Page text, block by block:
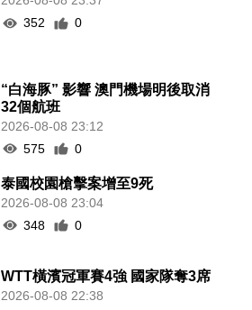
352
0
“白海豚” 影響 澳門機場明後取消
32個航班
2026-08-08 23:12
575
0
泰國校園槍擊案增至9死
2026-08-08 23:04
348
0
WTT橫濱冠軍賽4強 國家隊奪3席
2026-08-08 22:38